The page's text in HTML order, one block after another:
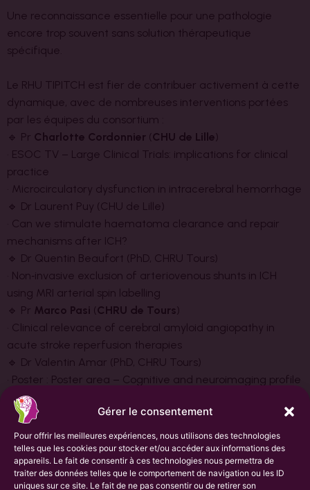
Gérer le consentement
Pour offrir les meilleures expériences, nous utilisons des technologies
telles que les cookies pour stocker et/ou accéder aux informations des
appareils. Le fait de consentir à ces technologies nous permettra de
traiter des données telles que le comportement de navigation ou les ID
uniques sur ce site. Le fait de ne pas consentir ou de retirer son
Une reconnaissance essentielle pour une pathologie
encore trop souvent sans solution thérapeutique
spécifique.
Le RHU TIPITCH est fier de contribuer activement à cette
dynamique, avec de nombreuses interventions portées
par les équipes du consortium :
🔹 Pr Charlotte Cordonnier (CHU de Lille )
• ESOC TV – Large Clinical Trials: implications for clinical
practice
• Microcirculatory dysfunction in intracerebral hemorrhage
🔹 Dr Laurent Puy (CHU de Lille)
• Can we stimulate haematoma clearance and repair
mechanisms after ICH?
🔹 Dr Quentin Beaufort (PhD, CHRU Tours)
• Non‑invasive exclusion of arteriovenous shunts in ICH
using MRI arterial spin labelling
🔹 Pr Marco Pasi (CHRU de Tours )
• Clinical relevance of cerebral amyloid angiopathy in
acute stroke reperfusion therapies
🔹 Dr Valentin Amar (PhD, CHRU Tours)
• Poster : Poster area – Cognitive and neuroimaging profile
of sporadic cerebral amyloid angiopathy patients with
phosphorylated TAU positivity
En amont du congrès, dès aujourd’hui, se tiendra
également le ICH Academy Meeting, rendez‑vous
international dédié à la recherche sur l’HIC, au cours